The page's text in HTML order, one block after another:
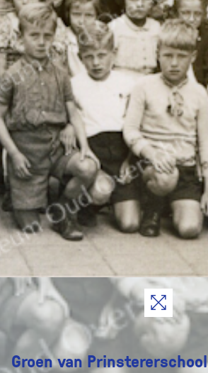
Groen van Prinstererschool